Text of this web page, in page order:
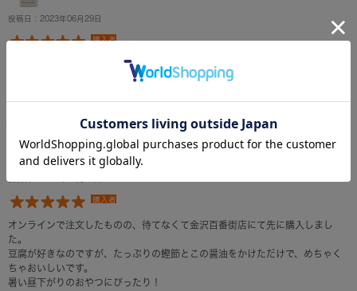
投稿日：2023年06月29日
購入者
魚が甘旨に！魔法みたいです。
拭ってしまうのはもったいないので、
YAMATO香る生(なま)醤油 「ひしほ」 180ml
購入者
オンラインで注文したものの、待てなくて金沢百番街店にて先に購入しまし
た。
豆腐が好きなのですが、たっぷりの鰹節とこの醤油をかけただけで、めちゃく
ちゃおいしいです。
暑い昼下がりのおやつにぴったり！